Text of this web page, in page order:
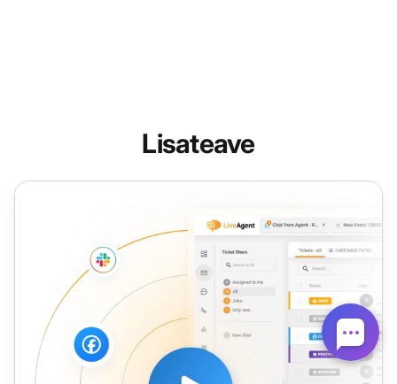
Lisateave
Häirete pilet